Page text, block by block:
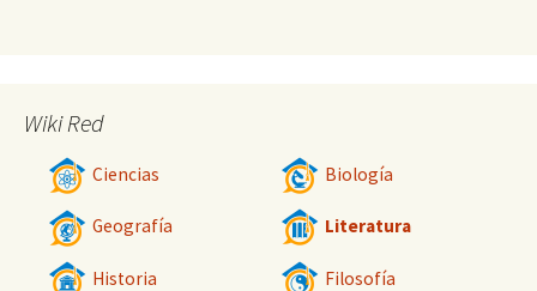
Wiki Red
Ciencias Biología
Geografía Literatura
Historia Filosofía